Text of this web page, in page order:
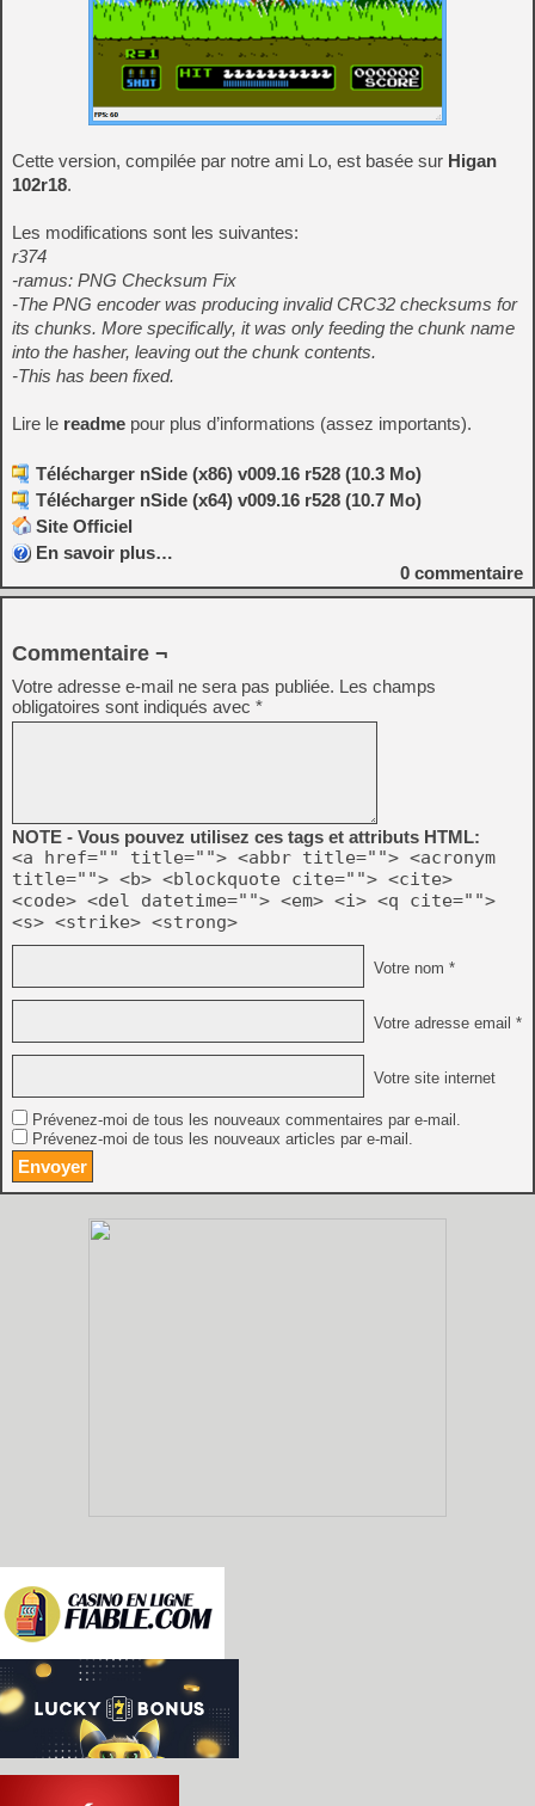
Cette version, compilée par notre ami Lo, est basée sur Higan
102r18.
Les modifications sont les suivantes:
r374
-ramus: PNG Checksum Fix
-The PNG encoder was producing invalid CRC32 checksums for
its chunks. More specifically, it was only feeding the chunk name
into the hasher, leaving out the chunk contents.
-This has been fixed.
Lire le readme pour plus d’informations (assez importants).
Télécharger nSide (x86) v009.16 r528 (10.3 Mo)
Télécharger nSide (x64) v009.16 r528 (10.7 Mo)
Site Officiel
En savoir plus…
0 commentaire
Commentaire ¬
Votre adresse e-mail ne sera pas publiée. Les champs
obligatoires sont indiqués avec *
NOTE - Vous pouvez utilisez ces tags et attributs HTML:
<a href="" title=""> <abbr title=""> <acronym
title=""> <b> <blockquote cite=""> <cite>
<code> <del datetime=""> <em> <i> <q cite="">
<s> <strike> <strong>
Votre nom *
Votre adresse email *
Votre site internet
Prévenez-moi de tous les nouveaux commentaires par e-mail.
Prévenez-moi de tous les nouveaux articles par e-mail.